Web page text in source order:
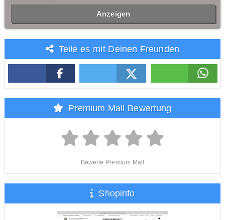
Anzeigen
Teile es mit Deinen Freunden
Premium Mall Bewertung
Bewerte Premium Mall
Shopinfo